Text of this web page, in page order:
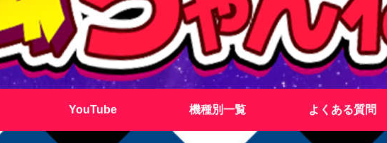
YouTube 機種別一覧 よくある質問